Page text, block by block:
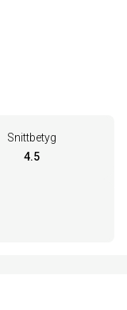
Snittbetyg
4.5